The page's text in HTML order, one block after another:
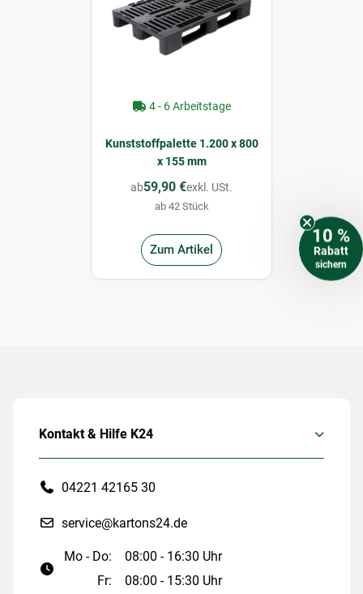
4 - 6 Arbeitstage
Kunststoffpalette 1.200 x 800
x 155 mm
ab59,90 €exkl. USt.
ab 42 Stück
Zum Artikel
Kontakt & Hilfe K24
04221 42165 30
service@kartons24.de
Mo - Do:
08:00 - 16:30 Uhr
Fr:
08:00 - 15:30 Uhr
10 %
Rabatt
sichern